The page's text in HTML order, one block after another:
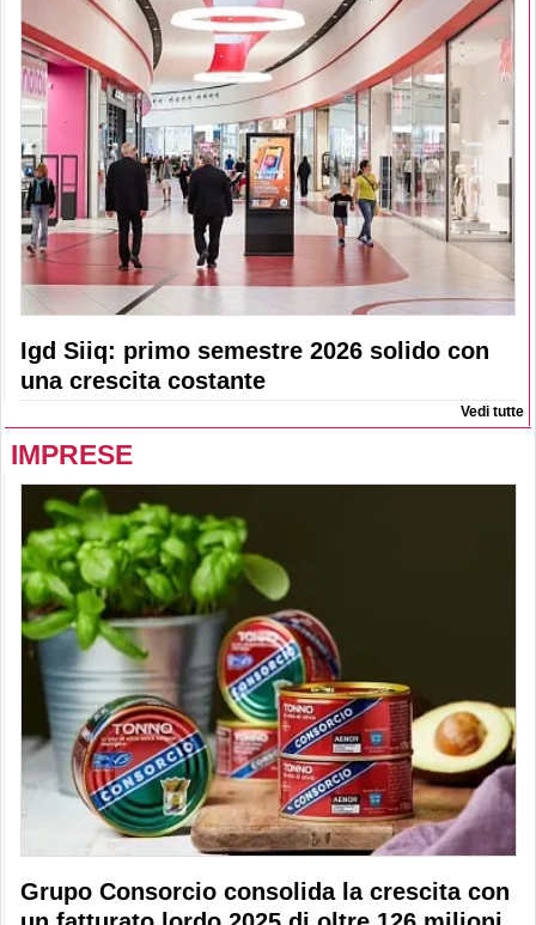
Igd Siiq: primo semestre 2026 solido con
una crescita costante
Vedi tutte
IMPRESE
Grupo Consorcio consolida la crescita con